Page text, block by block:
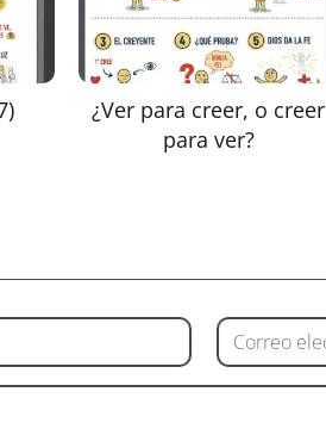
¿Ver para creer, o creer
para ver?